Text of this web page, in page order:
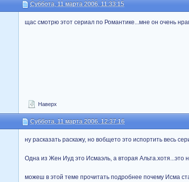
Суббота, 11 марта 2006, 11:33:15
щас смотрю этот сериал по Романтике...мне он очень
Наверх
Суббота, 11 марта 2006, 12:37:16
ну расказать раскажу, но вобщето это испортить весь
Одна из Жен Иуд это Исмаэль, а вторая Альта.хотя...это
можеш в этой теме прочитать подробнее почему Исма